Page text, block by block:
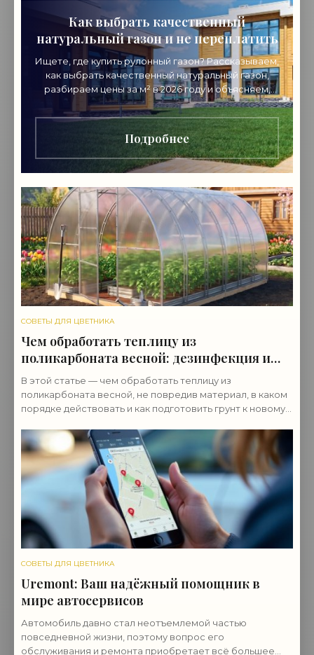
Как выбрать качественный
натуральный газон и не переплатить
Ищете, где купить рулонный газон? Рассказываем,
как выбрать качественный натуральный газон,
разбираем цены за м² в 2026 году и объясняем,
почему стоит покупать напрямую от
производителя.
Подробнее
СОВЕТЫ ДЛЯ ЦВЕТНИКА
Чем обработать теплицу из
поликарбоната весной: дезинфекция и
подготовка
В этой статье — чем обработать теплицу из
поликарбоната весной, не повредив материал, в каком
порядке действовать и как подготовить грунт к новому
СОВЕТЫ ДЛЯ ЦВЕТНИКА
Uremont: Ваш надёжный помощник в
мире автосервисов
Автомобиль давно стал неотъемлемой частью
повседневной жизни, поэтому вопрос его
обслуживания и ремонта приобретает всё большее